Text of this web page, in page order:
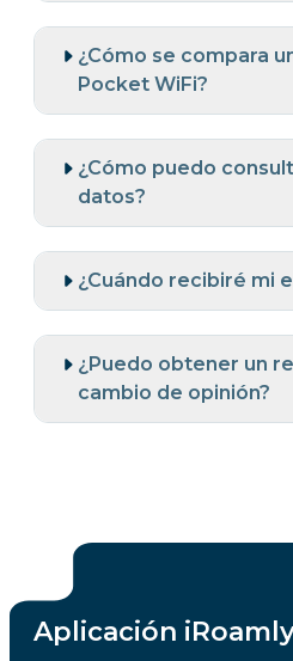
¿Cómo se compara
Pocket WiFi?
¿Cómo puedo
datos?
¿Cuándo recibiré mi
¿Puedo obtener un
cambio de opinión?
Aplicación